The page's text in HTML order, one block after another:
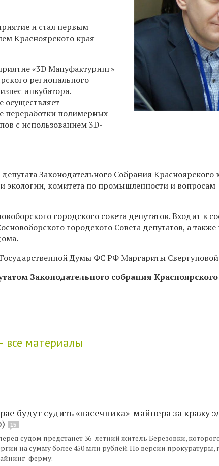
и стал первым
Красноярского края
«3D Мануфактуринг»
регионального
инкубатора.
переработки полимерных
с использованием 3D-
Законодательного Собрания Красноярского
экологии, комитета по промышленности и вопросам
городского совета депутатов. Входит в
городского Совета депутатов, а также
Думы ФС РФ Маргариты Свергуновой
Законодательного собрания
все материалы
будут судить «пасечника»-майнера за кражу
15
судом предстанет 36-летний житель Березовки,
на сумму более 450 млн рублей. По версии прокуратуры,
ферму.